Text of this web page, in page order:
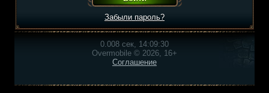
Забыли пароль?
0.008 сек, 14:09:30
Overmobile © 2026, 16+
Соглашение